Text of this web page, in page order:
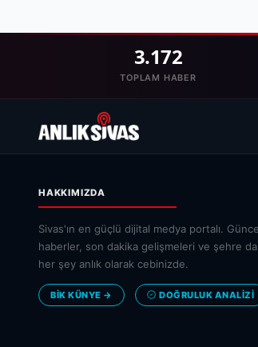
3.172
TOPLAM HABER
HAKKIMIZDA
Sivas'ın en güçlü dijital medya portalı.
haberler, son dakika gelişmeleri ve şehre
her şey anlık olarak cebinizde.
BİK KÜNYE → DOĞRULUK ANALIZI